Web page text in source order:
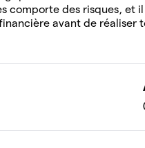
comporte des risques, et
avant de réaliser